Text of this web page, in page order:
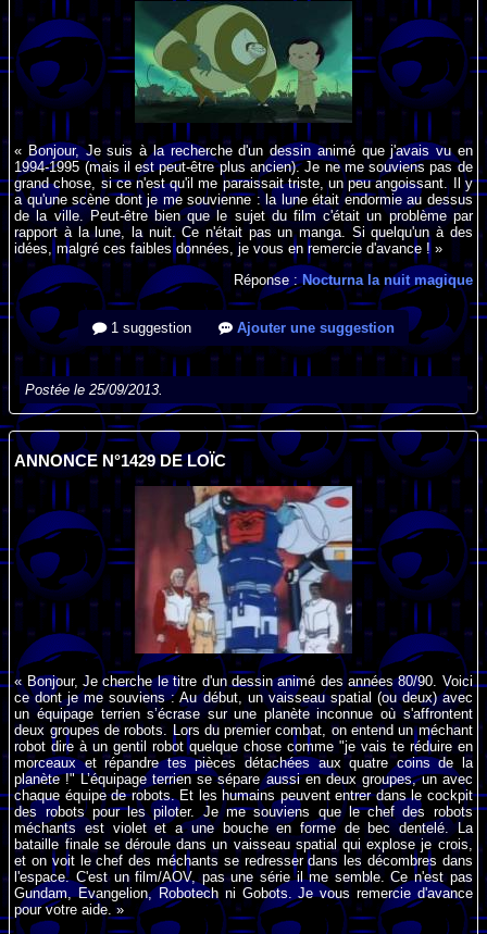
« Bonjour, Je suis à la recherche d'un dessin animé que j'avais vu en
1994-1995 (mais il est peut-être plus ancien). Je ne me souviens pas de
grand chose, si ce n'est qu'il me paraissait triste, un peu angoissant. Il y
a qu'une scène dont je me souvienne : la lune était endormie au dessus
de la ville. Peut-être bien que le sujet du film c'était un problème par
rapport à la lune, la nuit. Ce n'était pas un manga. Si quelqu'un à des
idées, malgré ces faibles données, je vous en remercie d'avance ! »
Réponse :Nocturna la nuit magique
1 suggestion Ajouter une suggestion
Postée le 25/09/2013.
ANNONCE N°1429 DE LOÏC
« Bonjour, Je cherche le titre d'un dessin animé des années 80/90. Voici
ce dont je me souviens : Au début, un vaisseau spatial (ou deux) avec
un équipage terrien s’écrase sur une planète inconnue où s'affrontent
deux groupes de robots. Lors du premier combat, on entend un méchant
robot dire à un gentil robot quelque chose comme "je vais te réduire en
morceaux et répandre tes pièces détachées aux quatre coins de la
planète !" L’équipage terrien se sépare aussi en deux groupes, un avec
chaque équipe de robots. Et les humains peuvent entrer dans le cockpit
des robots pour les piloter. Je me souviens que le chef des robots
méchants est violet et a une bouche en forme de bec dentelé. La
bataille finale se déroule dans un vaisseau spatial qui explose je crois,
et on voit le chef des méchants se redresser dans les décombres dans
l'espace. C'est un film/AOV, pas une série il me semble. Ce n'est pas
Gundam, Evangelion, Robotech ni Gobots. Je vous remercie d'avance
pour votre aide. »